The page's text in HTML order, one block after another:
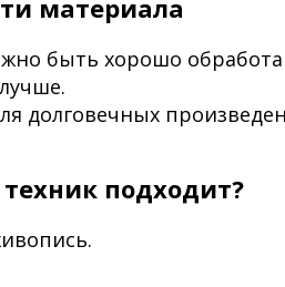
материала
быть хорошо
долговечных
подходит?